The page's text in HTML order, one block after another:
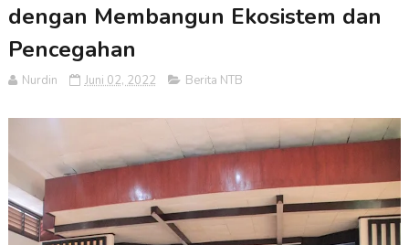
dengan Membangun Ekosistem dan
Pencegahan
Nurdin Juni 02, 2022 Berita NTB